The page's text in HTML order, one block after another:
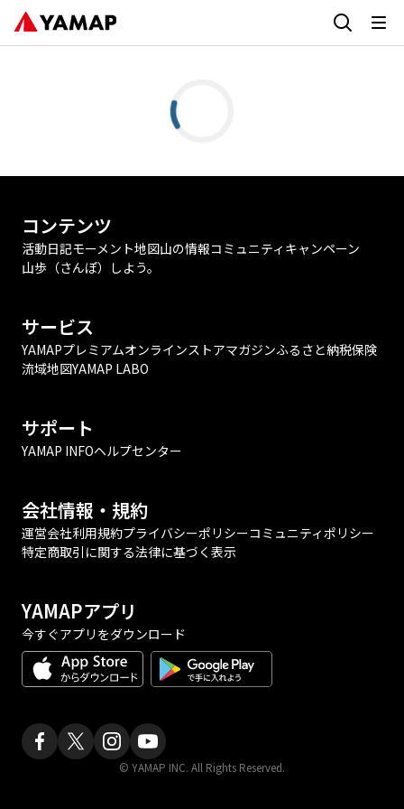
コンテンツ
活動日記モーメント地図山の情報コミュニティ キャンペーン
山歩（さんぽ）しよう。
サービス
YAMAPプレミアムオンラインストアマガジンふるさと納税保険
流域地図YAMAP LABO
サポート
YAMAP INFOヘルプセンター
会社情報・規約
運営会社利用規約プライバシーポリシーコミュニティポリシー
特定商取引に関する法律に基づく表示
YAMAPアプリ
今すぐアプリをダウンロード
© YAMAP INC. All Rights Reserved.